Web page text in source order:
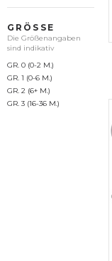
GRÖSSE
Die Größenangaben
sind indikativ
GR. 0 (0-2 M.)
GR. 1 (0-6 M.)
GR. 2 (6+ M.)
GR. 3 (16-36 M.)